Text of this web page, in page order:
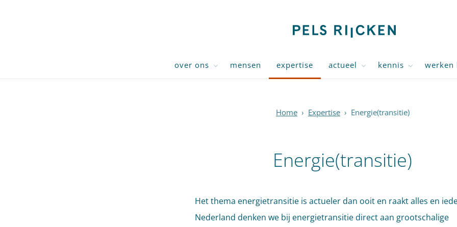
over ons mensen expertise actueel kennis werken
Home › Expertise › Energie(transitie)
Energie(transitie)
Het thema energietransitie is actueler dan ooit en raakt alles en
Nederland denken we bij energietransitie direct aan grootschalige